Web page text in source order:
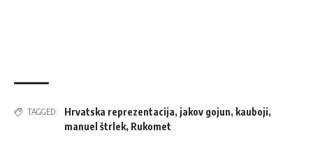
TAGGED: Hrvatska reprezentacija, jakov gojun, kauboji,
manuel štrlek, Rukomet